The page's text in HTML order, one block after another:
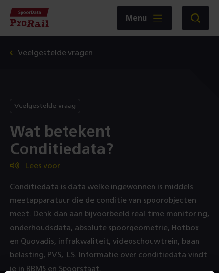
Navigatie
Homepage
ProRail
Menu Zoeken
Veelgestelde vragen
Wat betekent
Conditiedata?
Veelgestelde vraag
Lees voor
Conditiedata is data welke ingewonnen is middels
meetapparatuur die de conditie van spoorobjecten
meet. Denk dan aan bijvoorbeeld real time monitoring,
onderhoudsdata, absolute spoorgeometrie, Hotbox
en Quovadis, infrakwaliteit, videoschouwtrein, baan
belasting, PVS, ILS. Informatie over conditiedata vindt
je in BBMS en Spoorstaat.